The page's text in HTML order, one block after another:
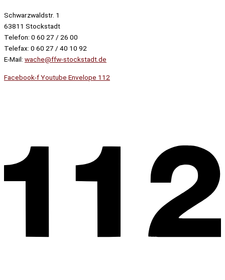
Schwarzwaldstr. 1
63811 Stockstadt
Telefon: 0 60 27 / 26 00
Telefax: 0 60 27 / 40 10 92
E-Mail: wache@ffw-stockstadt.de
Facebook-fYoutube Envelope 112